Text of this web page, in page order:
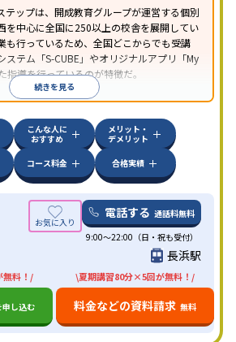
テップは、開成教育グループが運営する個別
を中心に全国に250以上の校舎を展開してい
も行っているため、全国どこからでも受講
ステム「S-CUBE」やオリジナルアプリ「My
導を行っているのが特徴だ。
続きを見る
こんな人に
おすすめ
メリット・
デメリット
コース料金 合格実績
電話する 通話料無料
9:00～22:00（日・祝も受付）
長浜駅
無料！/
申し込む
\夏期講習80分×5回が無料！/
料金などの資料請求 無料